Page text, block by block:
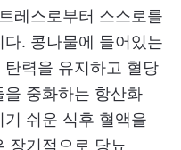
레스로부터 스스로를
. 콩나물에 들어있는
력을 유지하고 혈당
중화하는 항산화
쉬운 식후 혈액을
장기적으로 당뇨